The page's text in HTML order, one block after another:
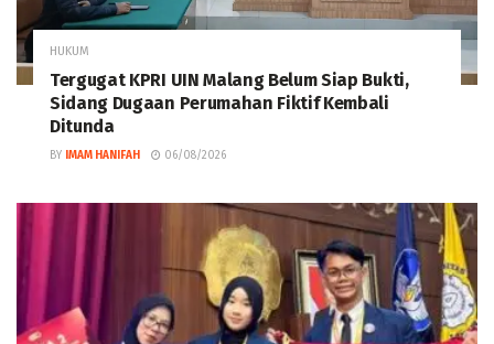
HUKUM
Tergugat KPRI UIN Malang Belum Siap Bukti,
Sidang Dugaan Perumahan Fiktif Kembali
Ditunda
BY IMAM HANIFAH 06/08/2026